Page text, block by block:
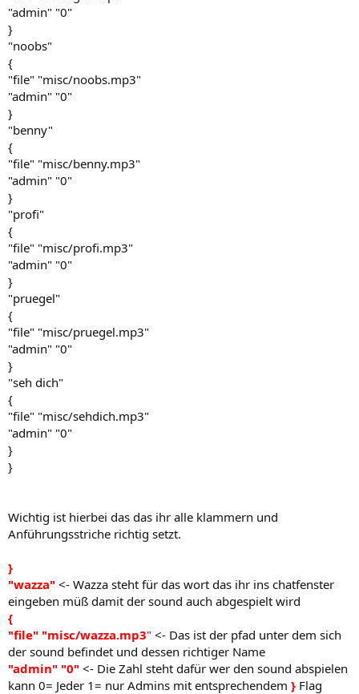
"admin" "0"
}
"noobs"
{
"file" "misc/noobs.mp3"
"admin" "0"
}
"benny"
{
"file" "misc/benny.mp3"
"admin" "0"
}
"profi"
{
"file" "misc/profi.mp3"
"admin" "0"
}
"pruegel"
{
"file" "misc/pruegel.mp3"
"admin" "0"
}
"seh dich"
{
"file" "misc/sehdich.mp3"
"admin" "0"
}
}
Wichtig ist hierbei das das ihr alle klammern und
Anführungsstriche richtig setzt.
}
"wazza" <- Wazza steht für das wort das ihr ins chatfenster
eingeben müß damit der sound auch abgespielt wird
{
"file" "misc/wazza.mp3" <- Das ist der pfad unter dem sich
der sound befindet und dessen richtiger Name
"admin" "0" <- Die Zahl steht dafür wer den sound abspielen
kann 0= Jeder 1= nur Admins mit entsprechendem } Flag